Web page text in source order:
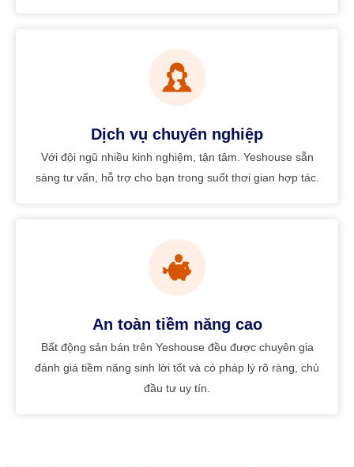
Dịch vụ chuyên nghiệp
Với đội ngũ nhiều kinh nghiệm, tận tâm. Yeshouse sẵn
sàng tư vấn, hỗ trợ cho bạn trong suổt thơi gian hợp tác.
An toàn tiềm năng cao
Bất động sản bán trên Yeshouse đều được chuyên gia
đánh giá tiềm năng sinh lời tốt và có pháp lý rõ ràng, chủ
đầu tư uy tín.